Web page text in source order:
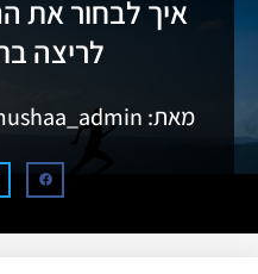
איך לבחור את
לריצה
מאת: